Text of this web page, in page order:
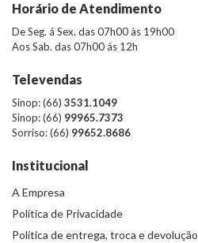
Horário de Atendimento
De Seg. á Sex. das 07h00 às 19h00
Aos Sab. das 07h00 ás 12h
Televendas
Sinop: (66) 3531.1049
Sinop: (66) 99965.7373
Sorriso: (66) 99652.8686
Institucional
A Empresa
Política de Privacidade
Política de entrega, troca e devolução